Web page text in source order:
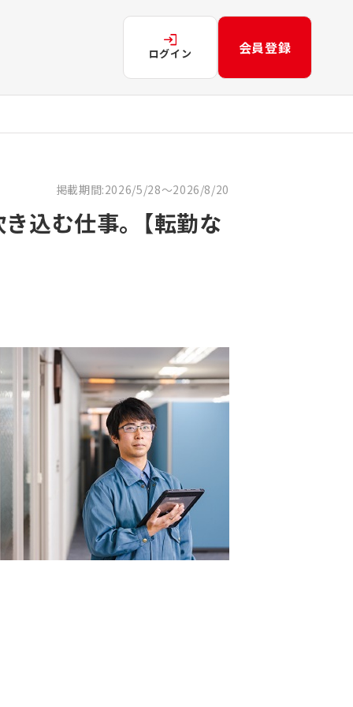
ログイン 会員登録
掲載期間:2026/5/28～2026/8/20
込む仕事。【転勤な